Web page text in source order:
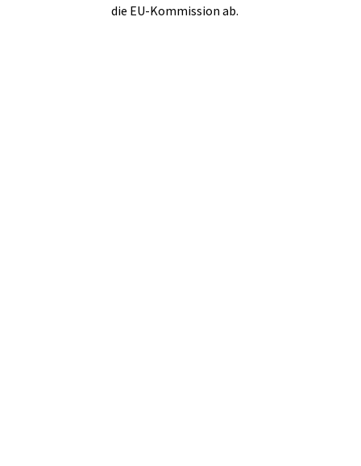
die EU-Kommission ab.